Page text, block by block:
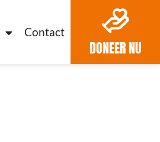
Contact
DONEER NU